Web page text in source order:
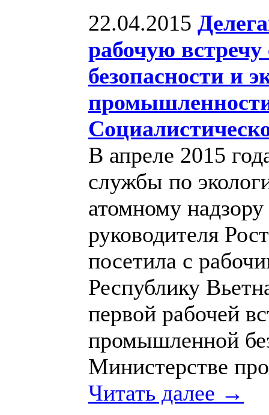
22.04.2015
рабочую
безопасности и
В апреле 2015
службы по
атомному
руководителя
посетила с
Республику
первой рабочей
промышленной
Министерстве
Читать далее →